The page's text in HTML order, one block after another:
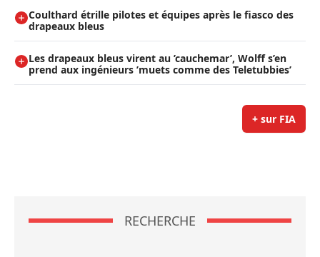
Coulthard étrille pilotes et équipes après le fiasco des
drapeaux bleus
Les drapeaux bleus virent au ’cauchemar’, Wolff s’en
prend aux ingénieurs ’muets comme des Teletubbies’
+ sur FIA
RECHERCHE